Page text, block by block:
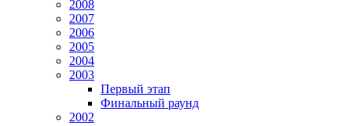
2008
2007
2006
2005
2004
2003
Первый этап
Финальный раунд
2002